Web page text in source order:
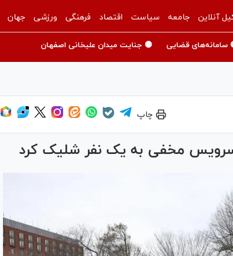
آنلاین جامعه سیاست اقتصاد فرهنگی ورزشی جهان
سامانه‌های قضایی 🟡 جنایت میدان علیخانی اصفهان
چاپ
سرویس مخفی به یک نفر شلیک کرد